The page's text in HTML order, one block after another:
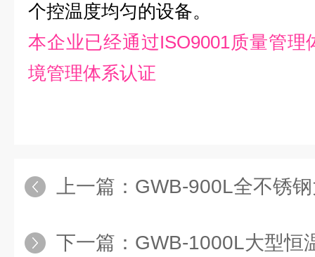
个控温度均匀的设备。
本企业已经通过ISO9001质量管理
境管理体系认证
上一篇： GWB-900L全不锈
下一篇： GWB-1000L大型恒